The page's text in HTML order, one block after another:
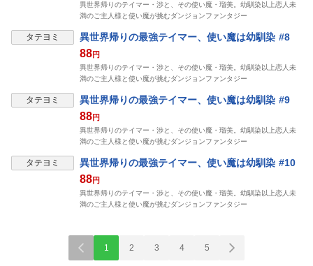
異世界帰りのテイマー・渉と、その使い魔・瑠美。幼馴染以上恋人未
満のご主人様と使い魔が挑むダンジョンファンタジー
タテヨミ 異世界帰りの最強テイマー、使い魔は幼馴染 #8
88円
異世界帰りのテイマー・渉と、その使い魔・瑠美。幼馴染以上恋人未
満のご主人様と使い魔が挑むダンジョンファンタジー
タテヨミ 異世界帰りの最強テイマー、使い魔は幼馴染 #9
88円
異世界帰りのテイマー・渉と、その使い魔・瑠美。幼馴染以上恋人未
満のご主人様と使い魔が挑むダンジョンファンタジー
タテヨミ 異世界帰りの最強テイマー、使い魔は幼馴染 #10
88円
異世界帰りのテイマー・渉と、その使い魔・瑠美。幼馴染以上恋人未
満のご主人様と使い魔が挑むダンジョンファンタジー
1 2 3 4 5